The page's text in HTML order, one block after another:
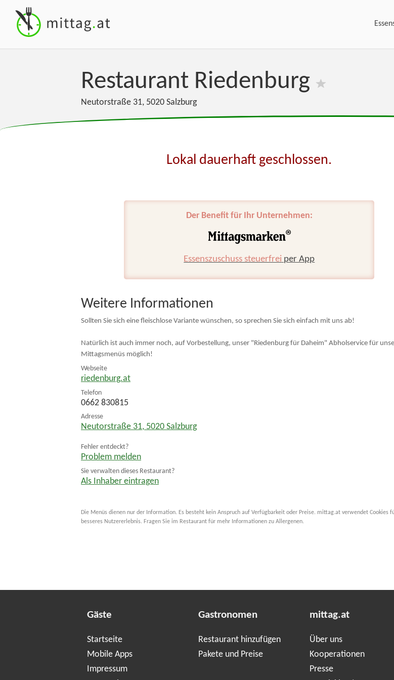
Restaurant Riedenburg
Neutorstraße 31, 5020 Salzburg
Lokal dauerhaft geschlossen.
Der Benefit für Ihr Unternehmen:
Essenszuschuss steuerfrei per App
Weitere Informationen
Sollten Sie sich eine fleischlose Variante wünschen, so sprechen Sie sich einfach mit uns ab!
Natürlich ist auch immer noch, auf Vorbestellung, unser "Riedenburg für Daheim" Abholservice für
Mittagsmenüs möglich!
Webseite
riedenburg.at
Telefon
0662 830815
Adresse
Neutorstraße 31, 5020 Salzburg
Fehler entdeckt?
Problem melden
Sie verwalten dieses Restaurant?
Als Inhaber eintragen
Die Menüs dienen nur der Information. Es besteht kein Anspruch auf Verfügbarkeit oder Preise. mittag.at verwendet Cookies
besseres Nutzererlebnis. Fragen Sie im Restaurant für mehr Informationen zu Allergenen.
Gäste
Startseite
Mobile Apps
Impressum
Gastronomen
Restaurant hinzufügen
Pakete und Preise
mittag.at
Über uns
Kooperationen
Presse